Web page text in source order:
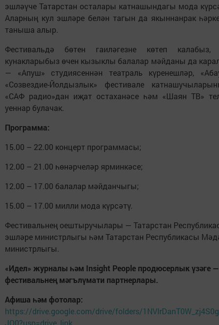
эшләүче Татарстан осталары катнашындагы мода
Аларның кул эшләре белән тагын да якыннанрак
таныша алыр.
Фестивальдә бөтен гаиләгезне көтеп
кунакларыбыз өчен кызыклы балалар мәйданы да
— «Апуш» студиясеннән театраль күренешләр,
«Созвездие-Йолдызлык» фестивале
«CАФ радио»дан иҗат остаханәсе һәм «Шаян ТВ»
уеннар булачак.
Программа:
15.00 – 22.00 концерт программасы;
12.00 – 21.00 һөнәрчеләр ярминкәсе;
12.00 – 17.00 балалар мәйданчыгы;
15.00 – 17.00 милли мода күрсәтү.
Фестивальнең оештыручылары — Татарстан
эшләре министрлыгы һәм Татарстан Республикасы
министрлыгы.
«Идел» журналы һәм Insight People продюсерлык үзәге —
фестивальнең мәгълүмати партнерлары.
Афиша һәм фотолар:
https://drive.google.com/drive/folders/
JQ0?usp=drive_link